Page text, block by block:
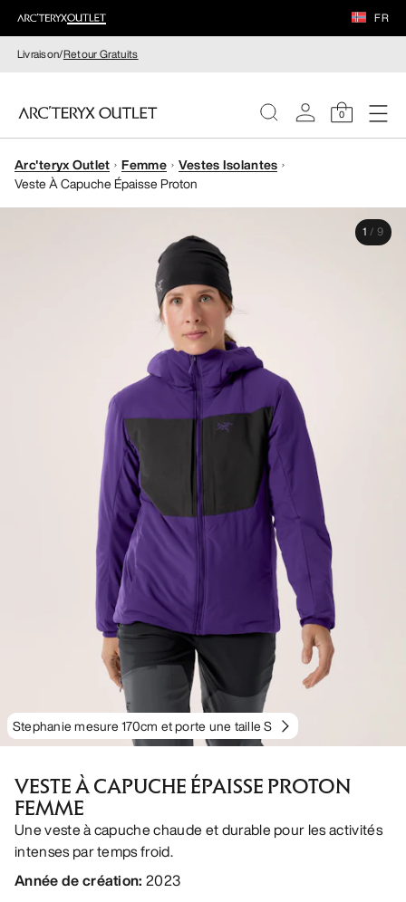
FR
Livraison/Retour Gratuits
0
FEMME
Arc'teryx Outlet Femme
Vestes Isolantes
Veste À Capuche Épaisse Proton
Stephanie mesure 170cm et porte une taille S
1 / 9
VESTE À CAPUCHE ÉPAISSE PROTON
FEMME
Une veste à capuche chaude et durable pour les activités
intenses par temps froid.
Année de création: 2023